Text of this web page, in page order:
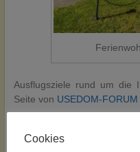
Ausflugsziele rund um die
Seite von USEDOM-FORUM
Cookies